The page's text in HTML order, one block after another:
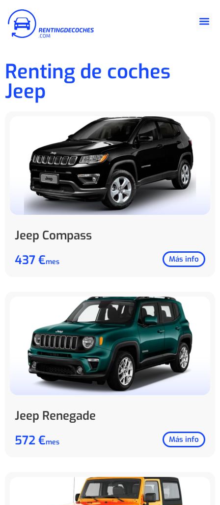
Renting de coches
Jeep
Jeep Compass
437 €mes Más info
Jeep Renegade
572 €mes Más info